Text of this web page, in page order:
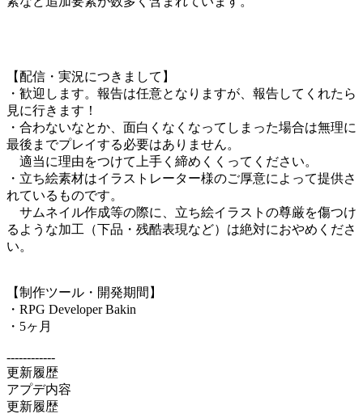
【配信・実況につきまして】
・歓迎します。報告は任意となりますが、報告してくれたら
見に行きます！
・合わないなとか、面白くなくなってしまった場合は無理に
最後までプレイする必要はありません。
適当に理由をつけて上手く締めくくってください。
・立ち絵素材はイラストレーター様のご厚意によって提供さ
れているものです。
サムネイル作成等の際に、立ち絵イラストの尊厳を傷つけ
るような加工（下品・残酷表現など）は絶対におやめくださ
い。
【制作ツール・開発期間】
・RPG Developer Bakin
・5ヶ月
------------
更新履歴
アプデ内容
更新履歴